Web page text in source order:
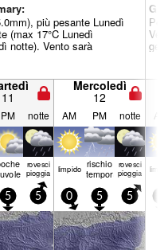
più pesante Lunedì
(max 17°C Lunedì
notte). Vento sarà
11
Mercoledì
12
PM notte AM PM notte
rovesci
pioggia limp­ido rischio
temporale
rovesci
pioggia
5 5 0 5 5